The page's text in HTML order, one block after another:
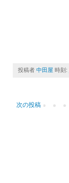
投稿者 中田屋 時刻:
次の投稿